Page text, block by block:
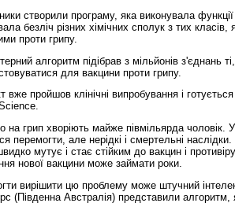
створили програму, яка виконувала
безліч різних хімічних сполук з тих класів,
проти грипу.
алгоритм підібрав з мільйонів з'єднань
для вакцини проти грипу.
вже пройшов клінічні випробування і
на грип хворіють майже півмільярда чоловік.
перемогти, але нерідкі і смертельні
мутує і стає стійким до вакцин і
нової вакцини може займати роки.
вирішити цю проблему може штучний
(Південна Австралія) представили алгоритм,